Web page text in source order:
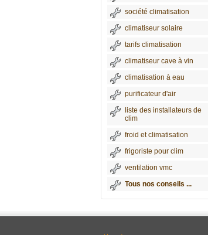
société climatisation
climatiseur solaire
tarifs climatisation
climatiseur cave à vin
climatisation à eau
purificateur d'air
liste des installateurs de
clim
froid et climatisation
frigoriste pour clim
ventilation vmc
Tous nos conseils ...